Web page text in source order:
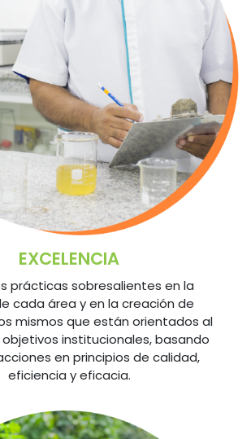
EXCELENCIA
prácticas sobresalientes en la
cada área y en la creación de
mismos que están orientados al
institucionales, basando
en principios de calidad,
eficiencia y eficacia.